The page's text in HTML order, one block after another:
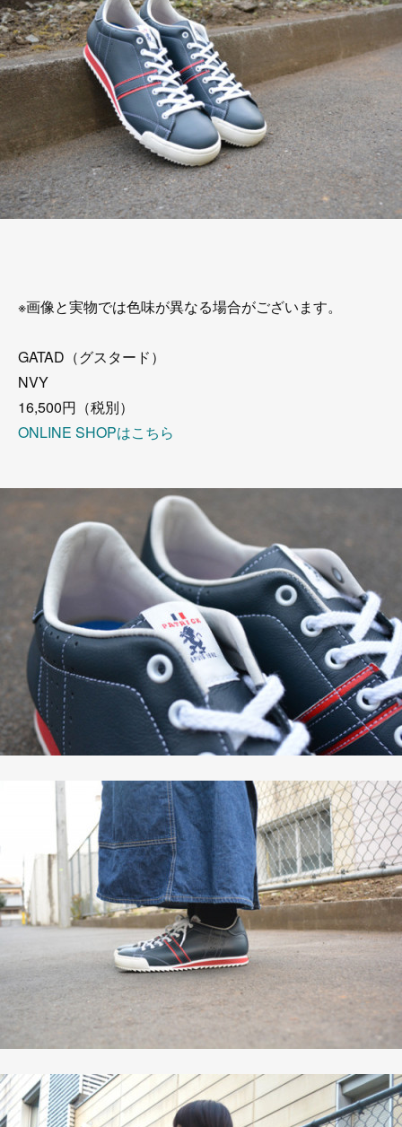
※画像と実物では色味が異なる場合がございます。
GATAD（グスタード）
NVY
16,500円（税別）
ONLINE SHOPはこちら